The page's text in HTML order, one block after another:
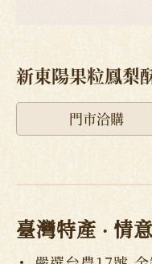
新東陽果粒鳳梨
門市洽購
臺灣特產 ‧ 情